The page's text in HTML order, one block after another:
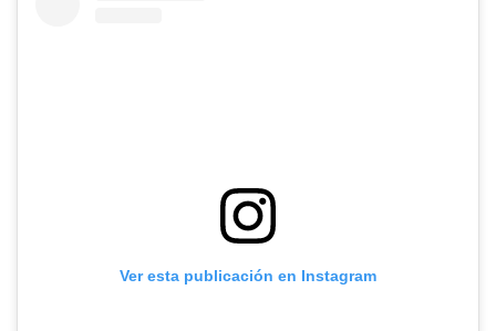
Ver esta publicación en Instagram